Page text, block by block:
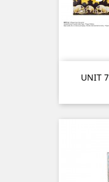
UNIT